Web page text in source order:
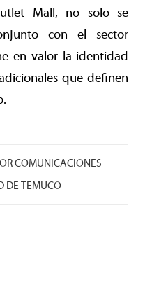
Mall, no solo se
con el sector
en valor la identidad
que definen
COMUNICACIONES
DE TEMUCO